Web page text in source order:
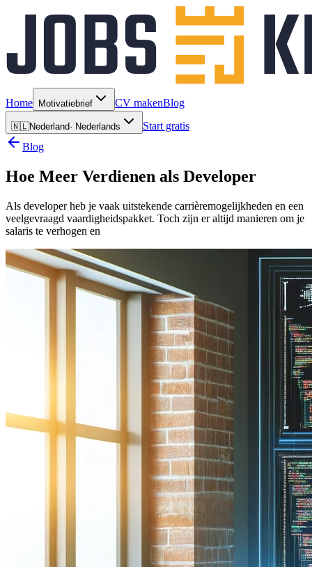
Home Motivatiebrief CV makenBlog
🇳🇱Nederland· Nederlands
Start gratis
Blog
Hoe Meer Verdienen als Developer
Als developer heb je vaak uitstekende carrièremogelijkheden en een
veelgevraagd vaardigheidspakket. Toch zijn er altijd manieren om je
salaris te verhogen en